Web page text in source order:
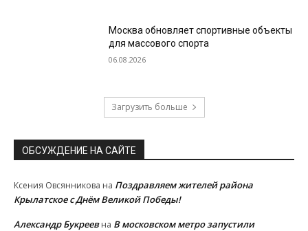
Москва обновляет спортивные объекты
для массового спорта
06.08.2026
Загрузить больше
ОБСУЖДЕНИЕ НА САЙТЕ
Ксения Овсянникова на Поздравляем жителей района
Крылатское с Днём Великой Победы!
Александр Букреевна В московском метро запустили